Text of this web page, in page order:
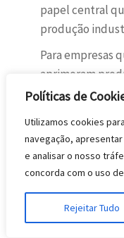
Políticas de
Utilizamos cookies
navegação,
e analisar o nosso
concorda com o uso
Rejeitar Tudo
papel central
produção
Para empresas
aprimoram
processos de
de projeto
produto viável
oneroso. AGBR
projetos de
modelagem 3D